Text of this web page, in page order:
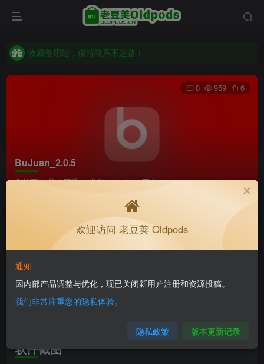
收藏备用站，保持联系不迷路！
收藏备用站，保持联系不迷路！
老豆荚 Oldpods版本：v10.3.0 泡芙
BuJuan_2.0.5
首页 软件下载 分类 64位 正文
0 959 6
安康actually
5个月前更新
软件介绍
兼容版本:安桌4.1+
软件截图
欢迎访问 老豆荚 Oldpods
通知
因内部产品调整与优化，现已关闭新用户注册和资源投稿。
我们非常注重您的隐私体验。
隐私政策 版本更新记录